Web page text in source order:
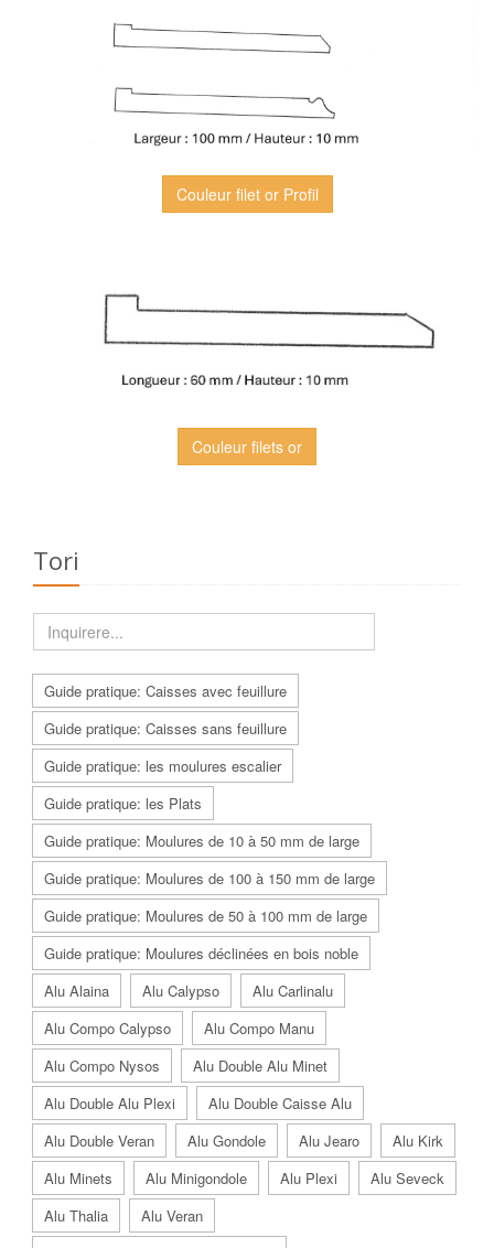
Couleur filet or Profil
Couleur filets or
Tori
Guide pratique: Caisses avec feuillure
Guide pratique: Caisses sans feuillure
Guide pratique: les moulures escalier
Guide pratique: les Plats
Guide pratique: Moulures de 10 à 50 mm de large
Guide pratique: Moulures de 100 à 150 mm de large
Guide pratique: Moulures de 50 à 100 mm de large
Guide pratique: Moulures déclinées en bois noble
Alu Alaina
Alu Calypso
Alu Carlinalu
Alu Compo Calypso
Alu Compo Manu
Alu Compo Nysos
Alu Double Alu Minet
Alu Double Alu Plexi
Alu Double Caisse Alu
Alu Double Veran
Alu Gondole Alu Jearo
Alu Kirk
Alu Minets
Alu Minigondole Alu Plexi
Alu Seveck
Alu Thalia
Alu Veran